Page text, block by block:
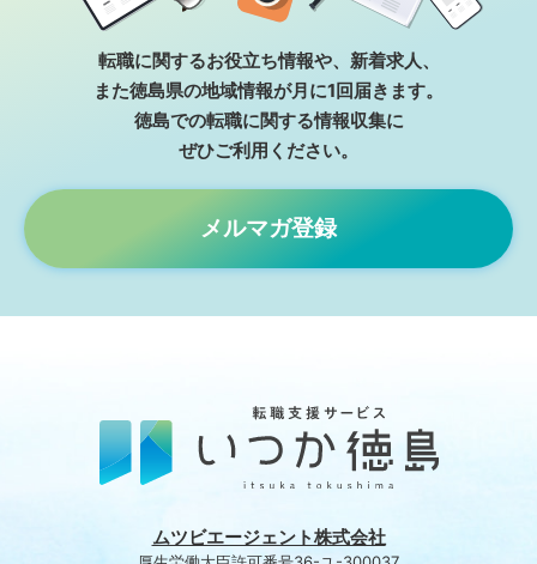
転職に関するお役⽴ち情報や、新着求⼈、
また徳島県の地域情報が⽉に1回届きます。
徳島での転職に関する情報収集に
ぜひご利⽤ください。
メルマガ登録
ムツビエージェント株式会社